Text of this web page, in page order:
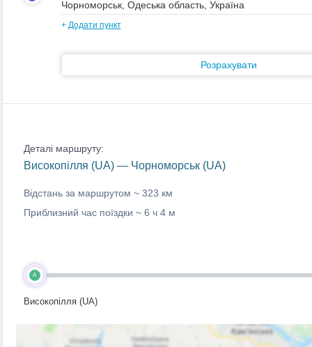
+ Додати пункт
Розрахувати
Деталі маршруту:
Високопілля (UA) — Чорноморськ (UA)
Відстань за маршрутом ~ 323 км
Приблизний час поїздки ~ 6 ч 4 м
A
Високопілля (UA)